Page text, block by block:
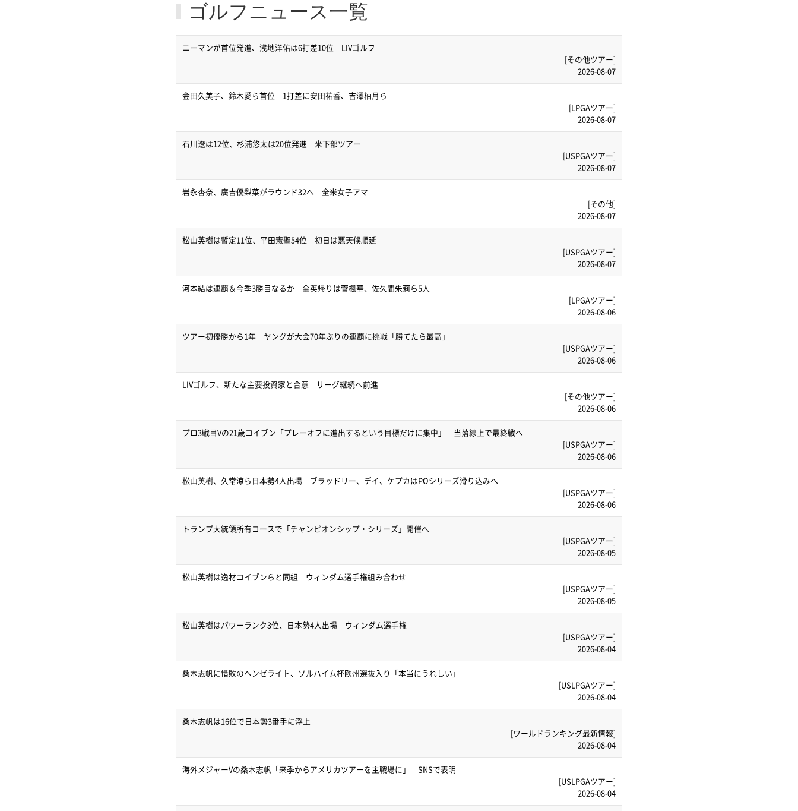
ゴルフニュース一覧
ニーマンが首位発進、浅地洋佑は6打差10位 LIVゴルフ
[その他ツアー]
2026-08-07
金田久美子、鈴木愛ら首位 1打差に安田祐香、吉澤柚月ら
[LPGAツアー]
2026-08-07
石川遼は12位、杉浦悠太は20位発進 米下部ツアー
[USPGAツアー]
2026-08-07
岩永杏奈、廣吉優梨菜がラウンド32へ 全米女子アマ
[その他]
2026-08-07
松山英樹は暫定11位、平田憲聖54位 初日は悪天候順延
[USPGAツアー]
2026-08-07
河本結は連覇＆今季3勝目なるか 全英帰りは菅楓華、佐久間朱莉ら5人
[LPGAツアー]
2026-08-06
ツアー初優勝から1年 ヤングが大会70年ぶりの連覇に挑戦「勝てたら最高」
[USPGAツアー]
2026-08-06
LIVゴルフ、新たな主要投資家と合意 リーグ継続へ前進
[その他ツアー]
2026-08-06
プロ3戦目Vの21歳コイブン「プレーオフに進出するという目標だけに集中」 当落線上で最終戦へ
[USPGAツアー]
2026-08-06
松山英樹、久常涼ら日本勢4人出場 ブラッドリー、デイ、ケプカはPOシリーズ滑り込みへ
[USPGAツアー]
2026-08-06
トランプ大統領所有コースで「チャンピオンシップ・シリーズ」開催へ
[USPGAツアー]
2026-08-05
松山英樹は逸材コイブンらと同組 ウィンダム選手権組み合わせ
[USPGAツアー]
2026-08-05
松山英樹はパワーランク3位、日本勢4人出場 ウィンダム選手権
[USPGAツアー]
2026-08-04
桑木志帆に惜敗のヘンゼライト、ソルハイム杯欧州選抜入り「本当にうれしい」
[USLPGAツアー]
2026-08-04
桑木志帆は16位で日本勢3番手に浮上
[ワールドランキング最新情報]
2026-08-04
海外メジャーVの桑木志帆「来季からアメリカツアーを主戦場に」 SNSで表明
[USLPGAツアー]
2026-08-04